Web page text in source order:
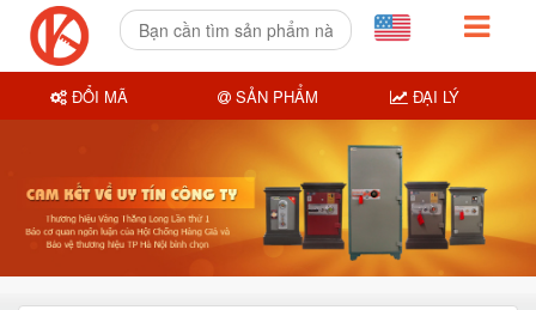
ĐỔI MÃ SẢN PHẨM ĐẠI LÝ